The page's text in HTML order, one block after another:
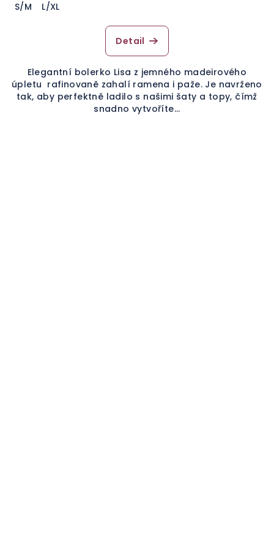
S/M
L/XL
Detail
Elegantní bolerko Lisa z jemného madeirového
úpletu rafinovaně zahalí ramena i paže. Je navrženo
tak, aby perfektně ladilo s našimi šaty a topy, čímž
snadno vytvoříte...